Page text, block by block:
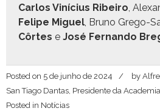
Car­los Viní­cius Ribeiro,
Felipe Miguel, Bruno Grego-
Côrtes e José Fer­nan­do
Posted on 5 de junho de 2024 by
San Tiago Dantas, Presidente da
Posted in Notícias